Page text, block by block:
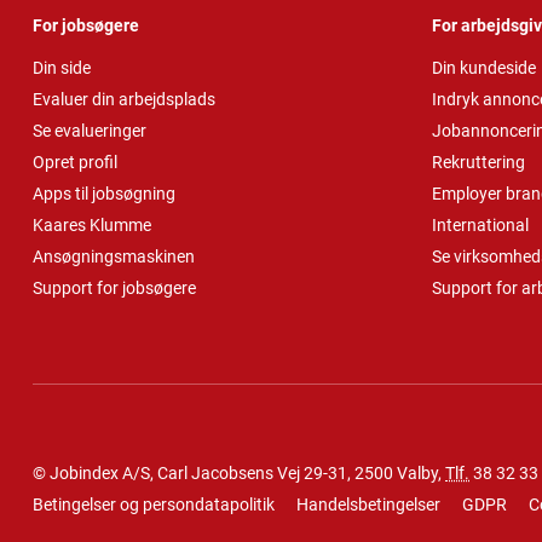
For jobsøgere
Din side
Evaluer din arbejdsplads
Se evalueringer
Opret profil
Apps til jobsøgning
Kaares Klumme
Ansøgningsmaskinen
Support for jobsøgere
For
Din kundeside
Indryk
Rekruttering
Employer
International
Se
Support for
© Jobindex A/S, Carl Jacobsens Vej 29-31, 2500 Valby, Tlf. 38 32 33
Betingelser og persondatapolitik
Handelsbetingelser GDPR